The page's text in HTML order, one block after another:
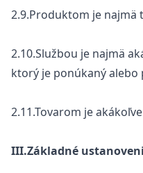
2.9.Produktom je najmä
2.10.Službou je najmä
ktorý je ponúkaný
2.11.Tovarom je
III.Základné